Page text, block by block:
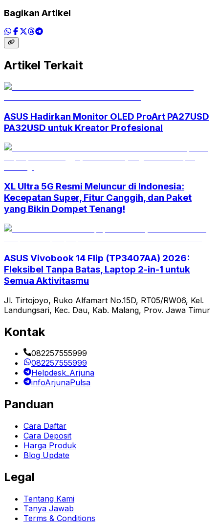
Bagikan Artikel
Artikel Terkait
ASUS Hadirkan Monitor OLED ProArt PA27USD
PA32USD untuk Kreator Profesional
XL Ultra 5G Resmi Meluncur di Indonesia:
Kecepatan Super, Fitur Canggih, dan Paket
yang Bikin Dompet Tenang!
ASUS Vivobook 14 Flip (TP3407AA) 2026:
Fleksibel Tanpa Batas, Laptop 2-in-1 untuk
Semua Aktivitasmu
Jl. Tirtojoyo, Ruko Alfamart No.15D, RT05/RW06, Kel.
Landungsari, Kec. Dau, Kab. Malang, Prov. Jawa Timur
Kontak
082257555999
082257555999
Helpdesk_Arjuna
infoArjunaPulsa
Panduan
Cara Daftar
Cara Deposit
Harga Produk
Blog Update
Legal
Tentang Kami
Tanya Jawab
Terms & Conditions